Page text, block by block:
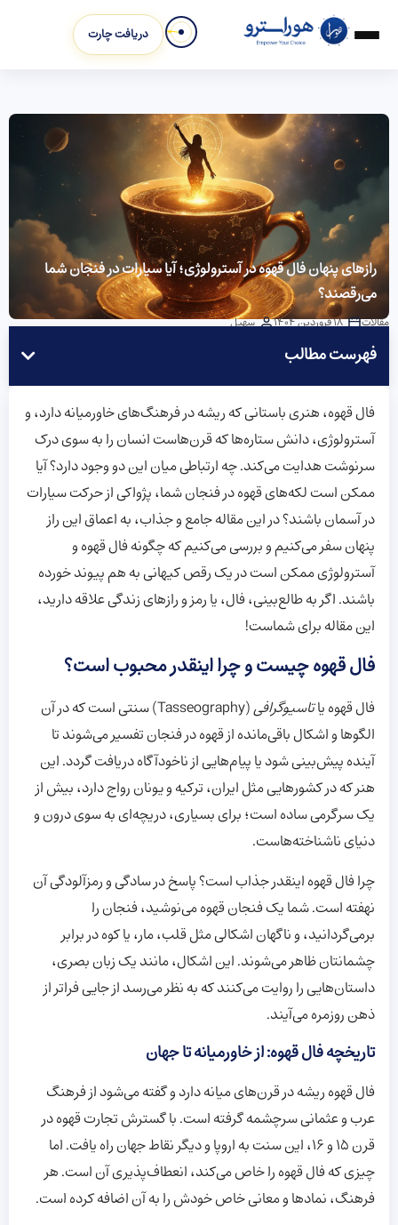
دریافت چارت
رازهای پنهان فال قهوه در آسترولوژی؛ آیا سیارات در فنجان شما
می‌رقصند؟
مقالات 18 فروردین 1404 سهیل
فهرست مطالب
فال قهوه، هنری باستانی که ریشه در فرهنگ‌های خاورمیانه دارد، و
آسترولوژی، دانش ستاره‌ها که قرن‌هاست انسان را به سوی درک
سرنوشت هدایت می‌کند. چه ارتباطی میان این دو وجود دارد؟ آیا
ممکن است لکه‌های قهوه در فنجان شما، پژواکی از حرکت سیارات
در آسمان باشند؟ در این مقاله جامع و جذاب، به اعماق این راز
پنهان سفر می‌کنیم و بررسی می‌کنیم که چگونه فال قهوه و
آسترولوژی ممکن است در یک رقص کیهانی به هم پیوند خورده
باشند. اگر به طالع‌بینی، فال، یا رمز و رازهای زندگی علاقه دارید،
این مقاله برای شماست!
فال قهوه چیست و چرا اینقدر محبوب است؟
فال قهوه یاتاسیوگرافی
(Tasseography) سنتی است که در آن
الگوها و اشکال باقی‌مانده از قهوه در فنجان تفسیر می‌شوند تا
آینده پیش‌بینی شود یا پیام‌هایی از ناخودآگاه دریافت گردد. این
هنر که در کشورهایی مثل ایران، ترکیه و یونان رواج دارد، بیش از
یک سرگرمی ساده است؛ برای بسیاری، دریچه‌ای به سوی درون و
دنیای ناشناخته‌هاست.
چرا فال قهوه اینقدر جذاب است؟ پاسخ در سادگی و رمزآلودگی آن
نهفته است. شما یک فنجان قهوه می‌نوشید، فنجان را
برمی‌گردانید، و ناگهان اشکالی مثل قلب، مار، یا کوه در برابر
چشمانتان ظاهر می‌شوند. این اشکال، مانند یک زبان بصری،
داستان‌هایی را روایت می‌کنند که به نظر می‌رسد از جایی فراتر از
ذهن روزمره می‌آیند.
تاریخچه فال قهوه: از خاورمیانه تا جهان
فال قهوه ریشه در قرن‌های میانه دارد و گفته می‌شود از فرهنگ
عرب و عثمانی سرچشمه گرفته است. با گسترش تجارت قهوه در
قرن ۱۵ و ۱۶، این سنت به اروپا و دیگر نقاط جهان راه یافت. اما
چیزی که فال قهوه را خاص می‌کند، انعطاف‌پذیری آن است. هر
فرهنگ، نمادها و معانی خاص خودش را به آن اضافه کرده است.